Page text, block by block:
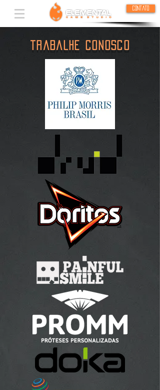
Contato
trabalhe conosco